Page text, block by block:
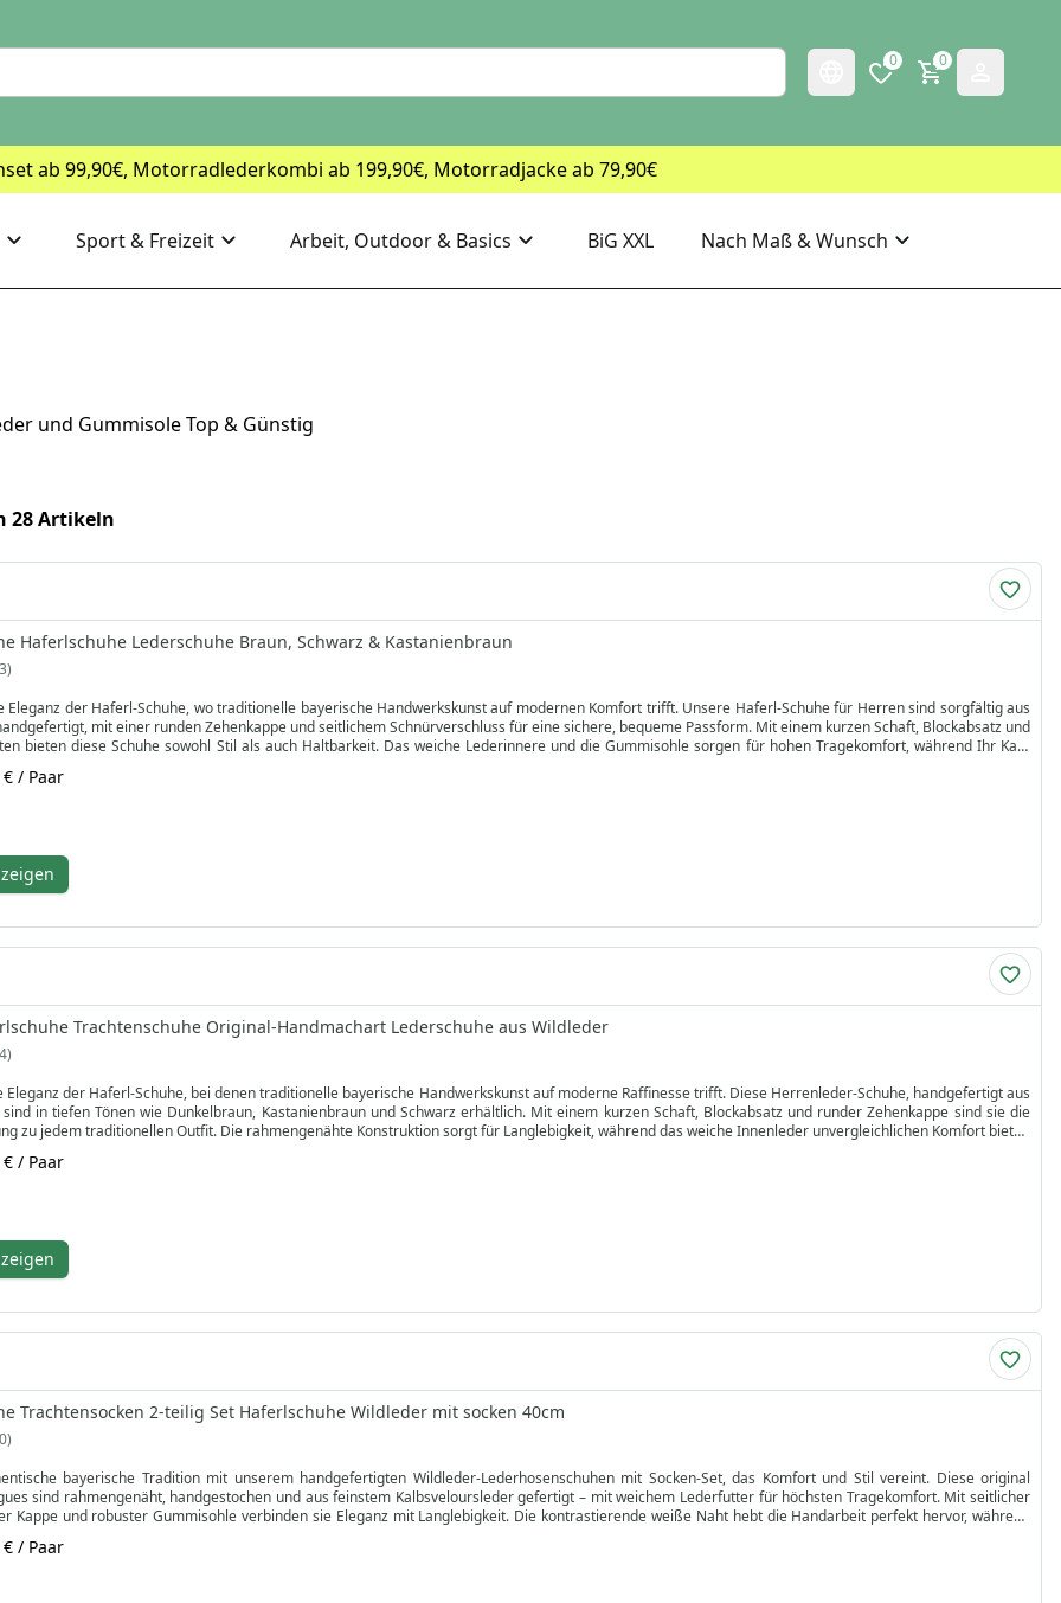
0 0
ab 99,90€, Motorradlederkombi ab 199,90€, Motorradjacke ab 79,90€
Sport & Freizeit Arbeit, Outdoor & Basics BiG XXL Nach Maß & Wunsch
und Gummisole Top & Günstig
28 Artikeln
Haferlschuhe Lederschuhe Braun, Schwarz & Kastanienbraun
3
Eleganz der Haferl-Schuhe, wo traditionelle bayerische Handwerkskunst auf modernen Komfort trifft. Unsere Haferl-Schuhe für Herren sind sorgfältig aus
mit einer runden Zehenkappe und seitlichem Schnürverschluss für eine sichere, bequeme Passform. Mit einem kurzen Schaft, Blockabsatz und
bieten diese Schuhe sowohl Stil als auch Haltbarkeit. Das weiche Lederinnere und die Gummisohle sorgen für hohen Tragekomfort, während Ihr Kauf
Farben verkörpern diese original genähten, handgefertigten Schuhe authentische deutsche Mode. Verpassen Sie nicht die Gelegenheit—kaufen
die überlegene Qualität und den traditionellen Charme der Haferl-Schuhe zu erleben. Bestellen Sie jetzt und treten Sie in ein Stück bayerisches Erbe ein!
/ Paar
Trachtenschuhe Original-Handmachart Lederschuhe aus Wildleder
4
Eleganz der Haferl-Schuhe, bei denen traditionelle bayerische Handwerkskunst auf moderne Raffinesse trifft. Diese Herrenleder-Schuhe, handgefertigt aus
sind in tiefen Tönen wie Dunkelbraun, Kastanienbraun und Schwarz erhältlich. Mit einem kurzen Schaft, Blockabsatz und runder Zehenkappe sind sie die
zu jedem traditionellen Outfit. Die rahmengenähte Konstruktion sorgt für Langlebigkeit, während das weiche Innenleder unvergleichlichen Komfort bietet.
und einer Gummisohle bieten diese Haferl-Herrenschuhe sowohl Stil als auch Funktionalität. Ihr klassisches Design und die robuste Verarbeitung
Wahl für diejenigen, die sowohl Tradition als auch Qualität schätzen. Bestellen Sie jetzt und erleben Sie noch heute den Charme dieser eleganten
/ Paar
Trachtensocken 2-teilig Set Haferlschuhe Wildleder mit socken 40cm
0
bayerische Tradition mit unserem handgefertigten Wildleder-Lederhosenschuhen mit Socken-Set, das Komfort und Stil vereint. Diese original
sind rahmengenäht, handgestochen und aus feinstem Kalbsveloursleder gefertigt – mit weichem Lederfutter für höchsten Tragekomfort. Mit seitlicher
Kappe und robuster Gummisohle verbinden sie Eleganz mit Langlebigkeit. Die kontrastierende weiße Naht hebt die Handarbeit perfekt hervor, während
40 cm kurze Trachtensocken, gefertigt aus 80 % Baumwolle, 15 % Polyamid und 5 % Elasthan, für atmungsaktiven Komfort und sicheren Sitz. Mit ihrem
und der natürlichen, melierten Farbe ergänzen sie die Schuhe perfekt und bieten zugleich ein angenehmes Tragegefühl. Ob für festliche Anlässe oder
– dieses bayerische Schuhe-und-Socken-Set vereint Tradition, Qualität und ganztägigen Komfort. Bestellen Sie jetzt online und sichern Sie sich
/ Paar